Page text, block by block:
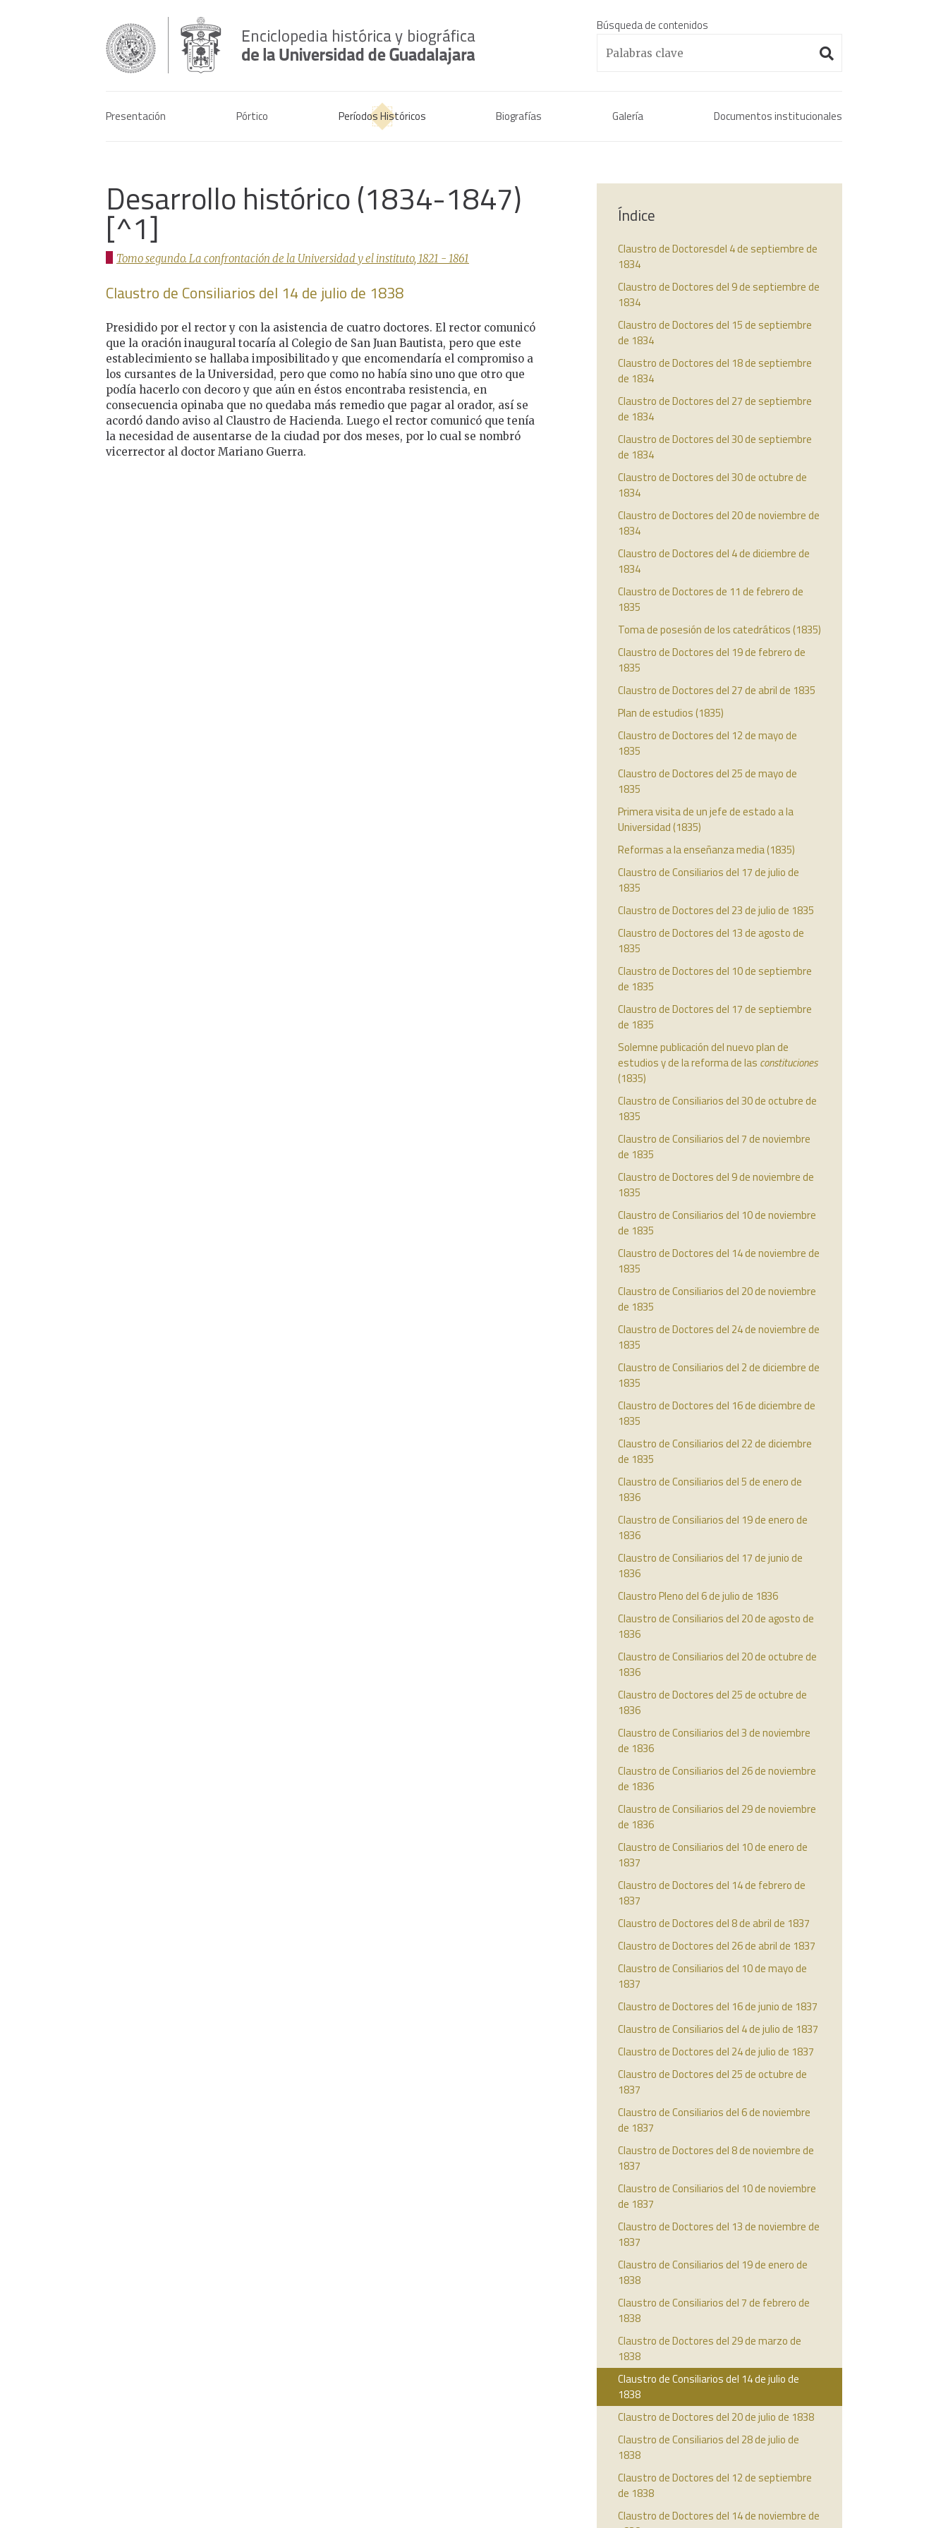
Búsqueda de contenidos
Presentación Pórtico Períodos Históricos Biografías Galería Documentos institucionales
Índice
Claustro de Doctoresdel 4 de septiembre de
1834
Claustro de Doctores del 9 de septiembre de
1834
Claustro de Doctores del 15 de septiembre
de 1834
Claustro de Doctores del 18 de septiembre
de 1834
Claustro de Doctores del 27 de septiembre
de 1834
Claustro de Doctores del 30 de septiembre
de 1834
Claustro de Doctores del 30 de octubre de
1834
Claustro de Doctores del 20 de noviembre de
1834
Claustro de Doctores del 4 de diciembre de
1834
Claustro de Doctores de 11 de febrero de
1835
Toma de posesión de los catedráticos (1835)
Claustro de Doctores del 19 de febrero de
1835
Claustro de Doctores del 27 de abril de 1835
Plan de estudios (1835)
Claustro de Doctores del 12 de mayo de
1835
Claustro de Doctores del 25 de mayo de
1835
Primera visita de un jefe de estado a la
Universidad (1835)
Reformas a la enseñanza media (1835)
Claustro de Consiliarios del 17 de julio de
1835
Claustro de Doctores del 23 de julio de 1835
Claustro de Doctores del 13 de agosto de
1835
Claustro de Doctores del 10 de septiembre
de 1835
Claustro de Doctores del 17 de septiembre
de 1835
Solemne publicación del nuevo plan de
estudios y de la reforma de las constituciones
(1835)
Claustro de Consiliarios del 30 de octubre de
1835
Claustro de Consiliarios del 7 de noviembre
de 1835
Claustro de Doctores del 9 de noviembre de
1835
Claustro de Consiliarios del 10 de noviembre
de 1835
Claustro de Doctores del 14 de noviembre de
1835
Claustro de Consiliarios del 20 de noviembre
de 1835
Claustro de Doctores del 24 de noviembre de
1835
Claustro de Consiliarios del 2 de diciembre de
1835
Claustro de Doctores del 16 de diciembre de
1835
Claustro de Consiliarios del 22 de diciembre
de 1835
Claustro de Consiliarios del 5 de enero de
1836
Claustro de Consiliarios del 19 de enero de
1836
Claustro de Consiliarios del 17 de junio de
1836
Claustro Pleno del 6 de julio de 1836
Claustro de Consiliarios del 20 de agosto de
1836
Claustro de Consiliarios del 20 de octubre de
1836
Claustro de Doctores del 25 de octubre de
1836
Claustro de Consiliarios del 3 de noviembre
de 1836
Claustro de Consiliarios del 26 de noviembre
de 1836
Claustro de Consiliarios del 29 de noviembre
de 1836
Claustro de Consiliarios del 10 de enero de
1837
Claustro de Doctores del 14 de febrero de
1837
Claustro de Doctores del 8 de abril de 1837
Claustro de Doctores del 26 de abril de 1837
Claustro de Consiliarios del 10 de mayo de
1837
Claustro de Doctores del 16 de junio de 1837
Claustro de Consiliarios del 4 de julio de 1837
Claustro de Doctores del 24 de julio de 1837
Claustro de Doctores del 25 de octubre de
1837
Claustro de Consiliarios del 6 de noviembre
de 1837
Claustro de Doctores del 8 de noviembre de
1837
Claustro de Consiliarios del 10 de noviembre
de 1837
Claustro de Doctores del 13 de noviembre de
1837
Claustro de Consiliarios del 19 de enero de
1838
Claustro de Consiliarios del 7 de febrero de
1838
Claustro de Doctores del 29 de marzo de
1838
Claustro de Consiliarios del 14 de julio de
1838
Claustro de Doctores del 20 de julio de 1838
Claustro de Consiliarios del 28 de julio de
1838
Claustro de Doctores del 12 de septiembre
de 1838
Claustro de Doctores del 14 de noviembre de
Desarrollo histórico (1834-1847)
[^1]
Tomo segundo. La confrontación de la Universidad y el instituto, 1821 - 1861
Claustro de Consiliarios del 14 de julio de 1838
Presidido por el rector y con la asistencia de cuatro doctores. El rector comunicó
que la oración inaugural tocaría al Colegio de San Juan Bautista, pero que este
establecimiento se hallaba imposibilitado y que encomendaría el compromiso a
los cursantes de la Universidad, pero que como no había sino uno que otro que
podía hacerlo con decoro y que aún en éstos encontraba resistencia, en
consecuencia opinaba que no quedaba más remedio que pagar al orador, así se
acordó dando aviso al Claustro de Hacienda. Luego el rector comunicó que tenía
la necesidad de ausentarse de la ciudad por dos meses, por lo cual se nombró
vicerrector al doctor Mariano Guerra.